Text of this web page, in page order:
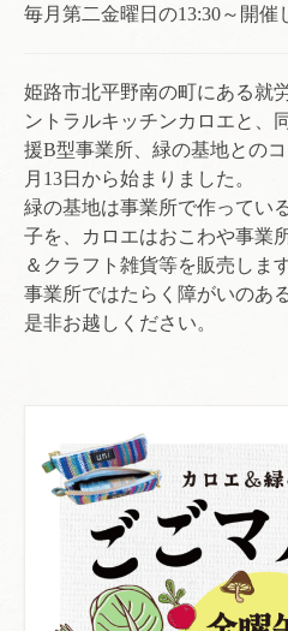
毎月第二金曜日の13:30～開催
姫路市北平野南の町にある就
ントラルキッチンカロエと、
援B型事業所、緑の基地との
月13日から始まりました。
緑の基地は事業所で作ってい
子を、カロエはおこわや事業
＆クラフト雑貨等を販売しま
事業所ではたらく障がいのあ
是非お越しください。